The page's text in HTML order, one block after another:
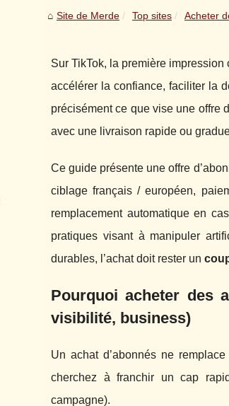
Site de Merde Top sites Acheter
Sur TikTok, la première
accélérer la confiance, faciliter la
précisément ce que vise une offre
avec une livraison rapide ou
Ce guide présente une offre
ciblage français / européen,
remplacement automatique en
pratiques visant à manipuler
durables, l’achat doit rester un
Pourquoi acheter des
visibilité, business)
Un achat d’abonnés ne
cherchez à franchir un cap
campagne).